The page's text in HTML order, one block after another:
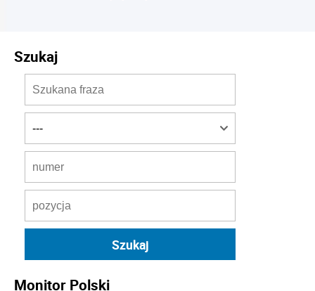
Szukaj
Monitor Polski